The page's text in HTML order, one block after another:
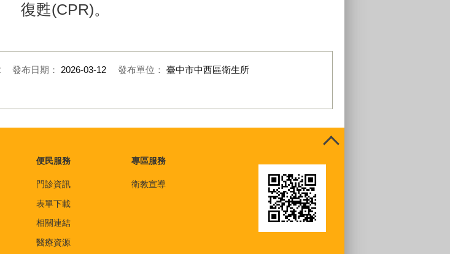
復甦(CPR)。
發布日期： 2026-03-12 發布單位： 臺中市中西區衛生所
便民服務
門診資訊
表單下載
相關連結
醫療資源
專區服務
衛教宣導